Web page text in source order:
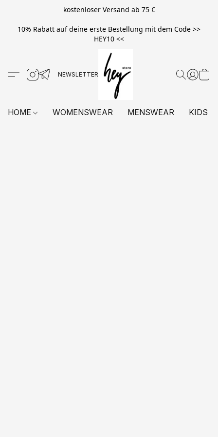
kostenloser Versand ab 75 €
10% Rabatt auf deine erste Bestellung mit dem Code >>
HEY10 <<
HOME WOMENSWEAR MENSWEAR KIDS